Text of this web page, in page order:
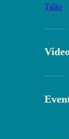
Talks